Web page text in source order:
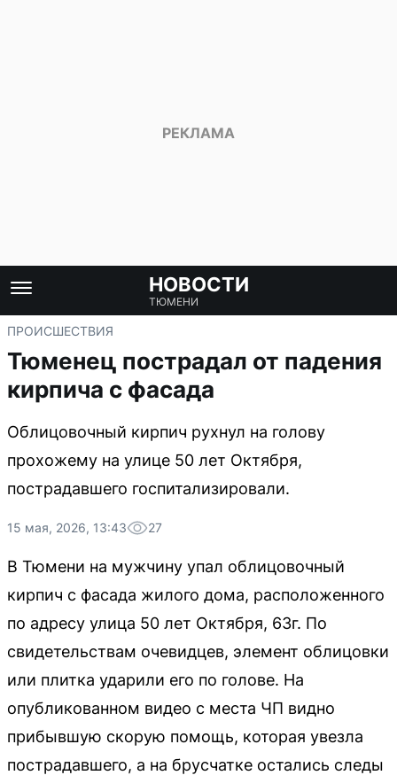
НОВОСТИ
ТЮМЕНИ
ПРОИСШЕСТВИЯ
Тюменец пострадал от падения
кирпича с фасада
Облицовочный кирпич рухнул на голову
прохожему на улице 50 лет Октября,
пострадавшего госпитализировали.
15 мая, 2026, 13:43 27
В Тюмени на мужчину упал облицовочный
кирпич с фасада жилого дома, расположенного
по адресу улица 50 лет Октября, 63г. По
свидетельствам очевидцев, элемент облицовки
или плитка ударили его по голове. На
опубликованном видео с места ЧП видно
прибывшую скорую помощь, которая увезла
пострадавшего, а на брусчатке остались следы